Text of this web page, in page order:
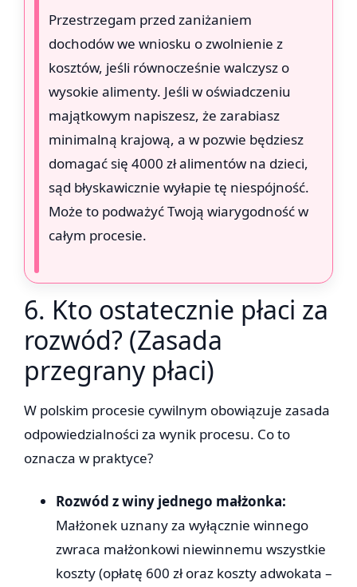
Przestrzegam przed zaniżaniem
dochodów we wniosku o zwolnienie z
kosztów, jeśli równocześnie walczysz o
wysokie alimenty. Jeśli w oświadczeniu
majątkowym napiszesz, że zarabiasz
minimalną krajową, a w pozwie będziesz
domagać się 4000 zł alimentów na dzieci,
sąd błyskawicznie wyłapie tę niespójność.
Może to podważyć Twoją wiarygodność w
całym procesie.
6. Kto ostatecznie płaci za
rozwód? (Zasada
przegrany płaci)
W polskim procesie cywilnym obowiązuje zasada
odpowiedzialności za wynik procesu. Co to
oznacza w praktyce?
Rozwód z winy jednego małżonka:
Małżonek uznany za wyłącznie winnego
zwraca małżonkowi niewinnemu wszystkie
koszty (opłatę 600 zł oraz koszty adwokata –